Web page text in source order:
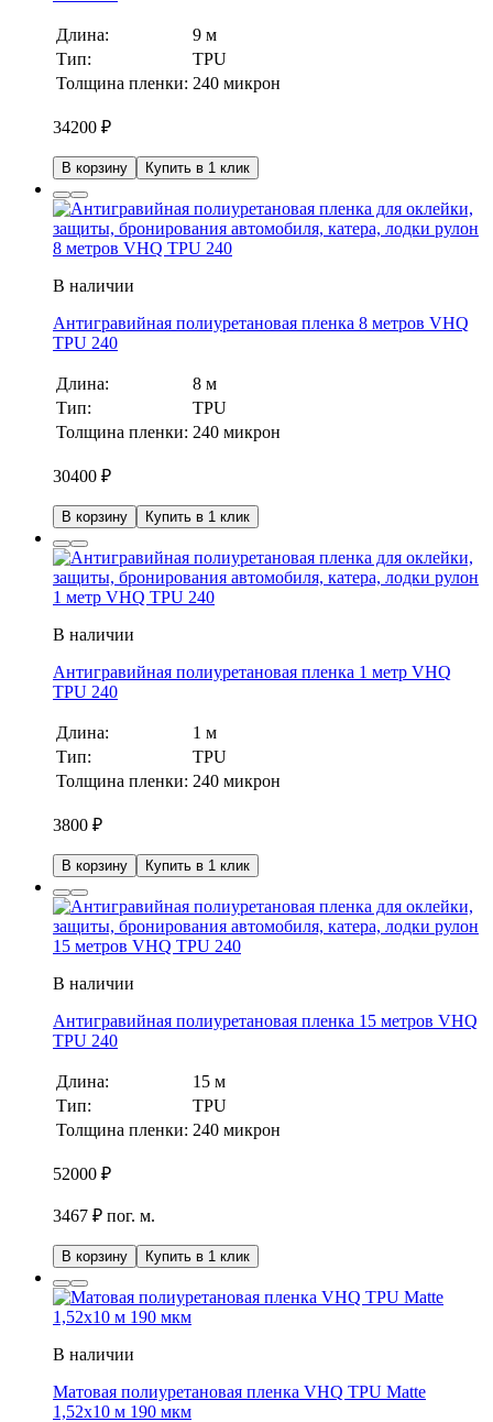
Длина:
9 м
Тип:
TPU
Толщина пленки: 240 микрон
34200 ₽
В корзину Купить в 1 клик
В наличии
Антигравийная полиуретановая пленка 8 метров VHQ
TPU 240
Длина:
8 м
Тип:
TPU
Толщина пленки: 240 микрон
30400 ₽
В корзину Купить в 1 клик
В наличии
Антигравийная полиуретановая пленка 1 метр VHQ
TPU 240
Длина:
1 м
Тип:
TPU
Толщина пленки: 240 микрон
3800 ₽
В корзину Купить в 1 клик
В наличии
Антигравийная полиуретановая пленка 15 метров VHQ
TPU 240
Длина:
15 м
Тип:
TPU
Толщина пленки: 240 микрон
52000 ₽
3467 ₽ пог. м.
В корзину Купить в 1 клик
В наличии
Матовая полиуретановая пленка VHQ TPU Matte
1,52х10 м 190 мкм